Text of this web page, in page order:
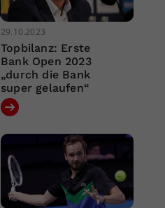
29.10.2023
Topbilanz: Erste
Bank Open 2023
„durch die Bank
super gelaufen“